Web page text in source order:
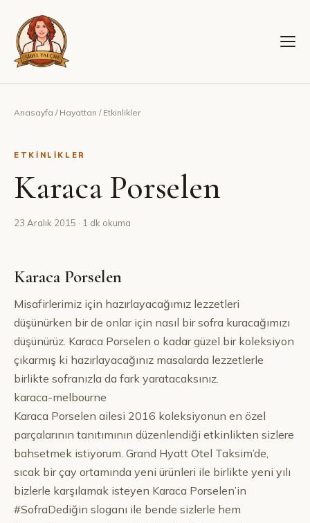
Anasayfa / Hayattan / Etkinlikler
ETKINLIKLER
Karaca Porselen
23 Aralık 2015 · 1 dk okuma
Karaca Porselen
Misafirlerimiz için hazırlayacağımız lezzetleri
düşünürken bir de onlar için nasıl bir sofra kuracağımızı
düşünürüz. Karaca Porselen o kadar güzel bir koleksiyon
çıkarmış ki hazırlayacağınız masalarda lezzetlerle
birlikte sofranızla da fark yaratacaksınız.
karaca-melbourne
Karaca Porselen ailesi 2016 koleksiyonun en özel
parçalarının tanıtımının düzenlendiği etkinlikten sizlere
bahsetmek istiyorum. Grand Hyatt Otel Taksim’de,
sıcak bir çay ortamında yeni ürünleri ile birlikte yeni yılı
bizlerle karşılamak isteyen Karaca Porselen’in
#SofraDediğin sloganı ile bende sizlerle hem